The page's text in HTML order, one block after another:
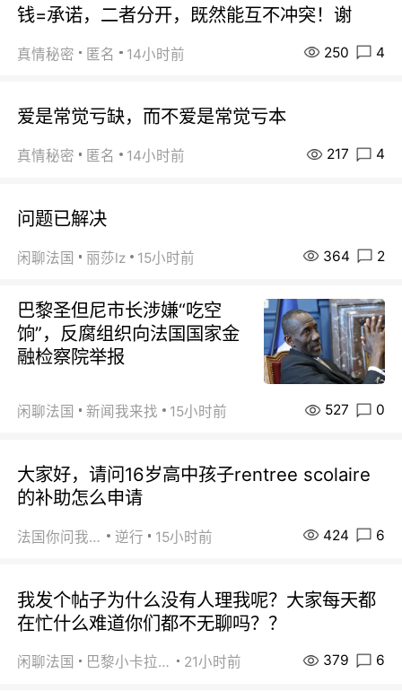
钱=承诺，二者分开，既然能互不冲突！谢
真情秘密 匿名 14小时前 250 4
爱是常觉亏缺，而不爱是常觉亏本
真情秘密 匿名 14小时前 217 4
问题已解决
闲聊法国 丽莎lz 15小时前 364 2
巴黎圣但尼市长涉嫌“吃空
饷”，反腐组织向法国国家金
融检察院举报
闲聊法国 新闻我来找 15小时前 527 0
大家好，请问16岁高中孩子rentree scolaire
的补助怎么申请
法国你问我答 逆行 15小时前 424 6
我发个帖子为什么没有人理我呢？大家每天都
在忙什么难道你们都不无聊吗？？
闲聊法国 巴黎小卡拉咪 21小时前 379 6